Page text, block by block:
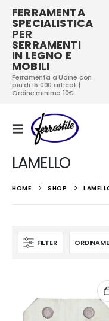
FERRAMENTA
SPECIALISTICA
PER
SERRAMENTI
IN LEGNO E
MOBILI
Ferramenta a Udine con
più di 15.000 articoli |
Ordine minimo 10€
LAMELLO
HOME SHOP
FILTER